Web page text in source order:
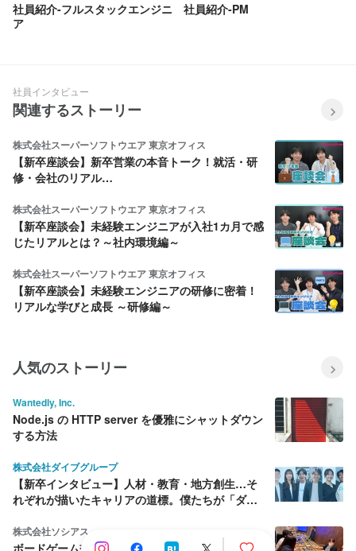
社員紹介-フルスタックエンジニ
ア
社員紹介-PM
社員インタビュー
関連するストーリー
株式会社スーパーソフトウエア 東京オフィス
【新卒座談会】新卒営業の本音トーク！就活・研
修・会社のリアル…
株式会社スーパーソフトウエア 東京オフィス
【新卒座談会】未経験エンジニアが入社1カ月で感
じたリアルとは？～社内環境編～
株式会社スーパーソフトウエア 東京オフィス
【新卒座談会】未経験エンジニアの研修に密着！
リアルな学びと成長 ～研修編～
人気のストーリー
Wantedly, Inc.
Node.js の HTTP server を優雅にシャットダウン
する方法
株式会社ダイブグループ
【新卒インタビュー】人材・教育・地方創生…そ
れぞれが描いたキャリアの道標。僕たちが「ダイ
株式会社ソシアス